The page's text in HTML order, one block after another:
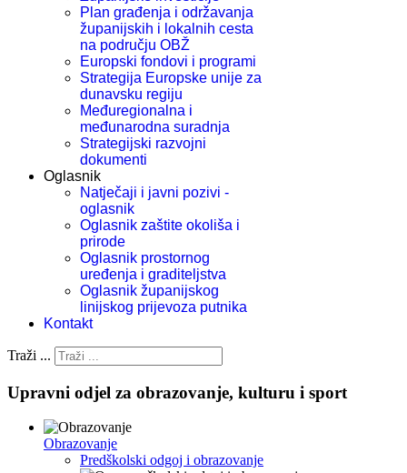
Plan građenja i održavanja
županijskih i lokalnih cesta
na području OBŽ
Europski fondovi i programi
Strategija Europske unije za
dunavsku regiju
Međuregionalna i
međunarodna suradnja
Strategijski razvojni
dokumenti
Oglasnik
Natječaji i javni pozivi -
oglasnik
Oglasnik zaštite okoliša i
prirode
Oglasnik prostornog
uređenja i graditeljstva
Oglasnik županijskog
linijskog prijevoza putnika
Kontakt
Traži ...
Upravni odjel za obrazovanje, kulturu i sport
Obrazovanje
Predškolski odgoj i obrazovanje